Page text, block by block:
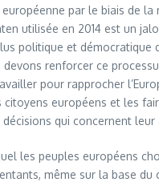
par le biais de la
utilisée en 2014 est un
politique et démocratique
devons renforcer ce
pour rapprocher
citoyens européens et les
qui concernent leur
les peuples européens
même sur la base du